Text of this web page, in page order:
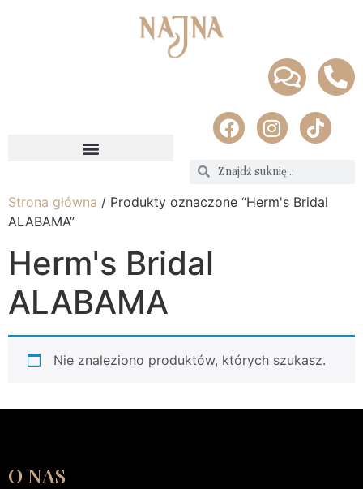
Strona główna / Produkty oznaczone “Herm's Bridal
ALABAMA”
Herm's Bridal
ALABAMA
Nie znaleziono produktów, których szukasz.
O NAS